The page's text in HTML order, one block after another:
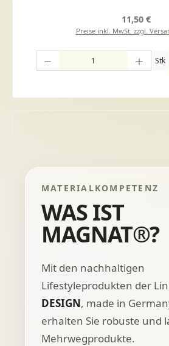
Regulärer
11,50 €
Preise inkl. MwSt. zzgl.
Stk
MATERIALKOMPETENZ
WAS IST
MAGNAT®?
Mit den nachhaltigen
Lifestyleprodukten der
DESIGN, made in
erhalten Sie robuste und
Mehrwegprodukte.